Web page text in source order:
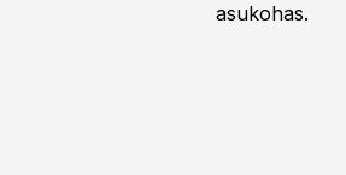
asukohas.